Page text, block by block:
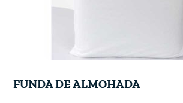
FUNDA DE ALMOHADA